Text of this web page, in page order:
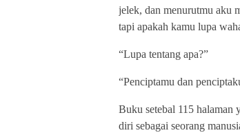
jelek, dan menurutmu aku
tapi apakah kamu lupa
“Lupa tentang apa?”
“Penciptamu dan
Buku setebal 115 halaman
diri sebagai seorang